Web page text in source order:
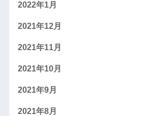
2022年1月
2021年12月
2021年11月
2021年10月
2021年9月
2021年8月